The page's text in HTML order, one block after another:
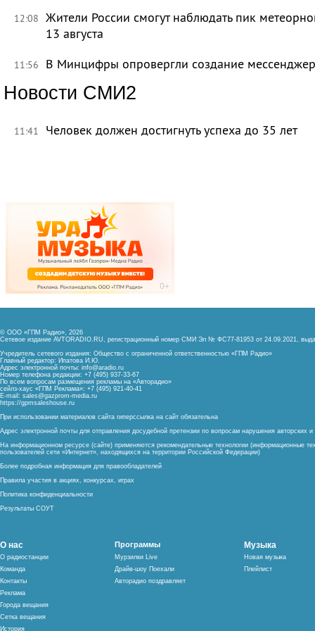
12:08 Жители России смогут наблюдать пик
13 августа
11:56 В Минцифры опровергли создание
Новости СМИ2
11:41 Человек должен достигнуть успеха до 35 лет
© ООО «ГПМ Радио», 2026
Сетевое издание AVTORADIO.RU, регистрационный номер СМИ Эл № ФС77-81953 от 24.09.2021,
Учредитель сетевого издания: Общество с ограниченной ответственностью «ГПМ Радио»
Главный редактор: Ипатова И.Ю.
Адрес электронной почты: info@aradio.ru
Номер телефона редакции: +7 (495) 937-33-67
По всем вопросам размещения рекламы на «Авторадио»
сейлз-хаус «ГПМ Реклама»: +7 (495) 921-40-41
E-mail: sales@gazprom-media.ru
https://gpmsaleshouse.ru
При использовании материалов сайта гиперссылка на сайт обязательна
Адрес электронной почты для отправления досудебной претензии по вопросам нарушения авторских
На информационном ресурсе (сайте) применяются рекомендательные технологии (информационные
пользователей сети «Интернет», находящихся на территории Российской Федерации)
Более подробная информация для правообладателей
Правила участия в акциях, конкурсах, играх
Политика конфиденциальности
Результаты СОУТ
О нас
О радиостанции
Команда
Контакты
Реклама
Города вещания
Сетка вещания
История
Программы
Мурзилки Live
Драйв-шоу Поехали
Авторадио поздравляет
Музыка
Новая музыка
Плейлист